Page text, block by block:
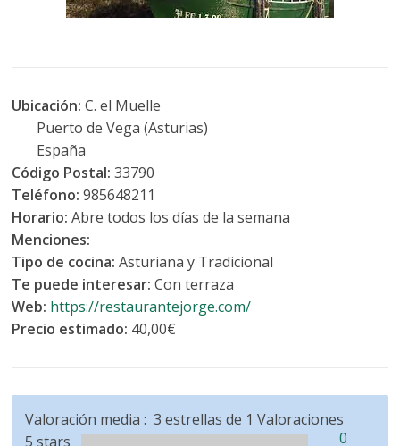
Ubicación:C. el Muelle
Puerto de Vega (Asturias)
España
Código Postal:33790
Teléfono:985648211
Horario:Abre todos los días de la semana
Menciones:
Tipo de cocina:Asturiana y Tradicional
Te puede interesar:Con terraza
Web: https://restaurantejorge.com/
Precio estimado: 40,00€
Valoración media :
5 stars
0
3 estrellas de 1 Valoraciones